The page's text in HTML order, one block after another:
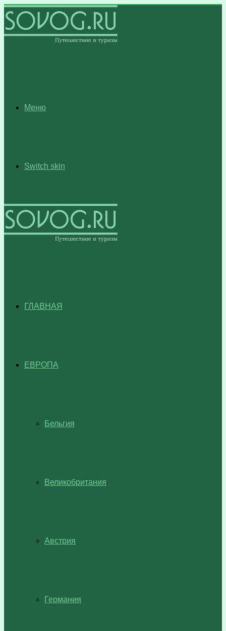
Меню
Switch skin
ГЛАВНАЯ
ЕВРОПА
Бельгия
Великобритания
Австрия
Германия